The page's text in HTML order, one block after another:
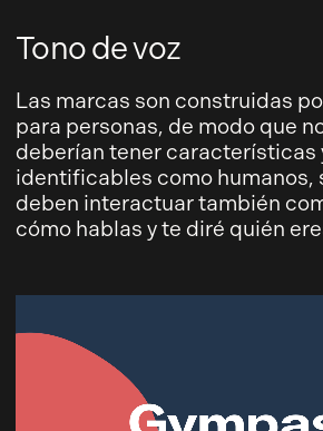
Tono de voz
Las marcas son construidas
para personas, de modo que
deberían tener características
identificables como humanos,
deben interactuar también
cómo hablas y te diré quién